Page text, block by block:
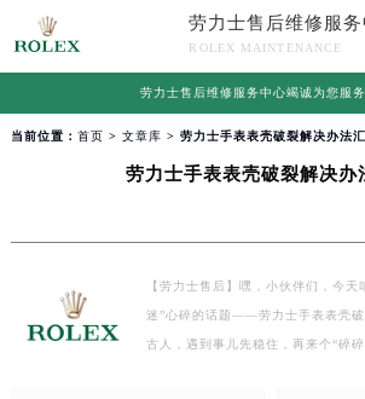
劳力士售后维修服
ROLEX MAINTENANCE
劳力士售后维修服务中心竭诚为您服务
当前位置： 首页 > 文章库 > 劳力士手表表壳破裂解决办法
劳力士手表表壳破裂解决办
【劳力士售后】嘿，小伙伴们，今天
迷”心碎的话题——劳力士手表表壳
古人，遇到事儿先稳住，再来个“碎